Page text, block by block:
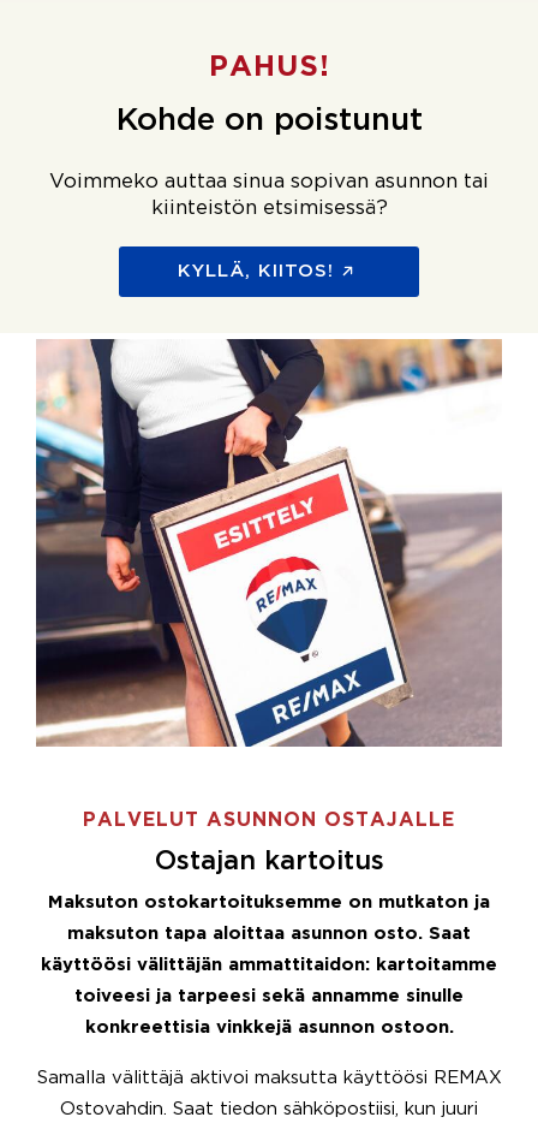
PAHUS!
Kohde on poistunut
Voimmeko auttaa sinua sopivan asunnon tai
kiinteistön etsimisessä?
KYLLÄ, KIITOS!
PALVELUT ASUNNON OSTAJALLE
Ostajan kartoitus
Maksuton ostokartoituksemme on mutkaton ja
maksuton tapa aloittaa asunnon osto. Saat
käyttöösi välittäjän ammattitaidon: kartoitamme
toiveesi ja tarpeesi sekä annamme sinulle
konkreettisia vinkkejä asunnon ostoon.
Samalla välittäjä aktivoi maksutta käyttöösi REMAX
Ostovahdin. Saat tiedon sähköpostiisi, kun juuri